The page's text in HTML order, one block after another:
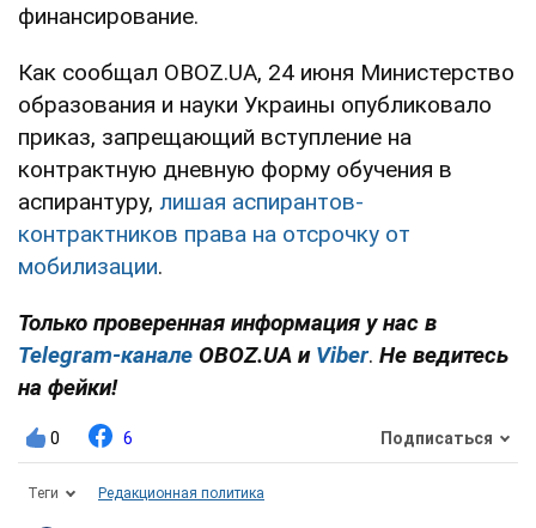
финансирование.
Как сообщал OBOZ.UA, 24 июня Министерство
образования и науки Украины опубликовало
приказ, запрещающий вступление на
контрактную дневную форму обучения в
аспирантуру, лишая аспирантов-
контрактников права на отсрочку от
мобилизации.
Только проверенная информация у нас в
Telegram-канале OBOZ.UA и Viber. Не ведитесь
на фейки!
0 6 Подписаться
Теги Редакционная политика